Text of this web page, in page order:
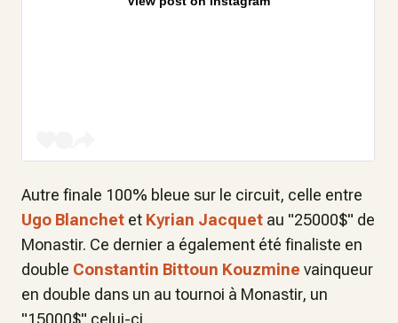
Autre finale 100% bleue sur le circuit, celle entre
Ugo Blanchet et Kyrian Jacquet au "25000$" de
Monastir. Ce dernier a également été finaliste en
double Constantin Bittoun Kouzmine vainqueur
en double dans un au tournoi à Monastir, un
"15000$" celui-ci.